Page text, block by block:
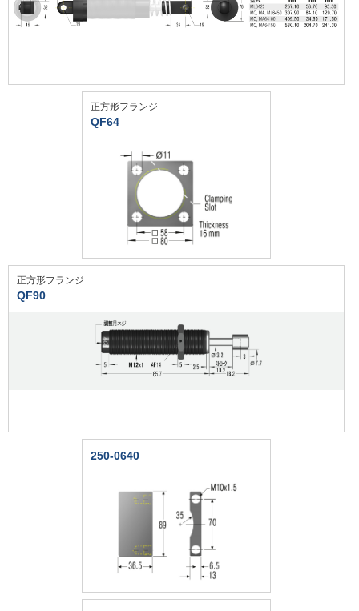
正方形フランジ
QF64
正方形フランジ
QF90
250-0640